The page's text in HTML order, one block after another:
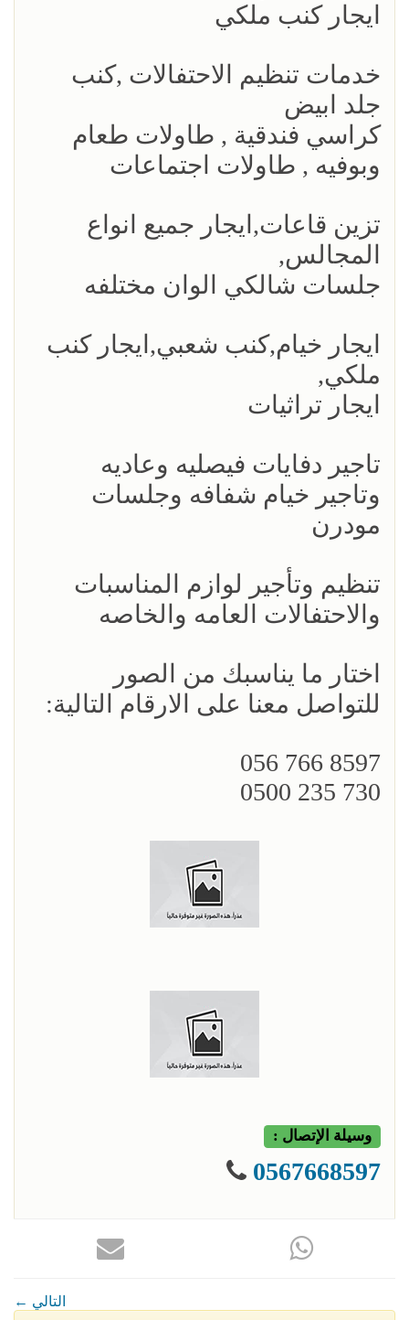
ايجار كنب ملكي
خدمات تنظيم الاحتفالات ,كنب
جلد ابيض
كراسي فندقية , طاولات طعام
وبوفيه , طاولات اجتماعات
تزين قاعات,ايجار جميع انواع
المجالس,
جلسات شالكي الوان مختلفه
ايجار خيام,كنب شعبي,ايجار كنب
ملكي,
ايجار تراثيات
تاجير دفايات فيصليه وعاديه
وتاجير خيام شفافه وجلسات
مودرن
تنظيم وتأجير لوازم المناسبات
والاحتفالات العامه والخاصه
اختار ما يناسبك من الصور
للتواصل معنا على الارقام التالية:
8597 766 056
730 235 0500
وسيلة الإتصال :
0567668597
← التالي